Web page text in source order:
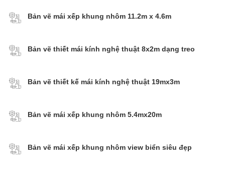
Bản vẽ mái xếp khung nhôm 11.2m x 4.6m
Bản vẽ thiết mái kính nghệ thuật 8x2m dạng treo
Bản vẽ thiết kế mái kính nghệ thuật 19mx3m
Bản vẽ mái xếp khung nhôm 5.4mx20m
Bản vẽ mái xếp khung nhôm view biển siêu đẹp